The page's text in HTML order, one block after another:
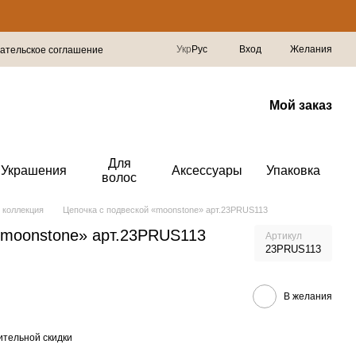
соглашение
Укр Рус Вход Желания
Мой заказ
Украшения
Для
волос
Аксессуары Упаковка
Цепочка с подвеской «moonstone» арт.23PRUS113
арт.23PRUS113 Артикул
23PRUS113
В желания
скидки